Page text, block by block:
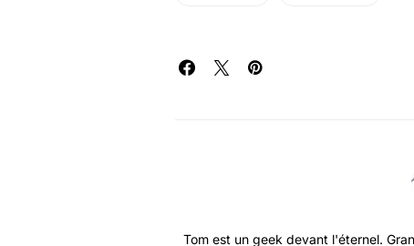
Tom est un geek devant l'éternel.